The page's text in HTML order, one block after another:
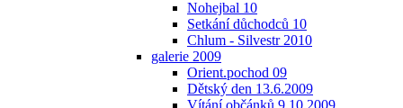
Nohejbal 10
Setkání důchodců 10
Chlum - Silvestr 2010
galerie 2009
Orient.pochod 09
Dětský den 13.6.2009